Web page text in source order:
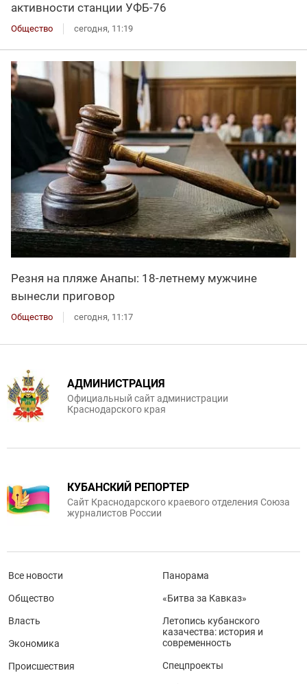
активности станции УФБ-76
Общество сегодня, 11:19
Резня на пляже Анапы: 18-летнему мужчине
вынесли приговор
Общество сегодня, 11:17
АДМИНИСТРАЦИЯ
Официальный сайт администрации
Краснодарского края
КУБАНСКИЙ РЕПОРТЕР
Сайт Краснодарского краевого отделения Союза
журналистов России
Все новости
Общество
Власть
Экономика
Происшествия
Панорама
«Битва за Кавказ»
Летопись кубанского
казачества: история и
современность
Спецпроекты